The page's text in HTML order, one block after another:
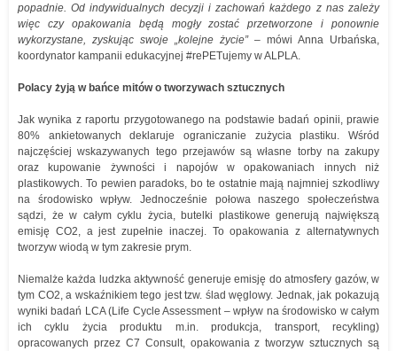
popadnie. Od indywidualnych decyzji i zachowań każdego z nas zależy
więc czy opakowania będą mogły zostać przetworzone i ponownie
wykorzystane, zyskując swoje „kolejne życie”– mówi Anna Urbańska,
koordynator kampanii edukacyjnej #rePETujemy w ALPLA.
Polacy żyją w bańce mitów o tworzywach sztucznych
Jak wynika z raportu przygotowanego na podstawie badań opinii, prawie
80% ankietowanych deklaruje ograniczanie zużycia plastiku. Wśród
najczęściej wskazywanych tego przejawów są własne torby na zakupy
oraz kupowanie żywności i napojów w opakowaniach innych niż
plastikowych. To pewien paradoks, bo te ostatnie mają najmniej szkodliwy
na środowisko wpływ. Jednocześnie połowa naszego społeczeństwa
sądzi, że w całym cyklu życia, butelki plastikowe generują największą
emisję CO2, a jest zupełnie inaczej. To opakowania z alternatywnych
tworzyw wiodą w tym zakresie prym.
Niemalże każda ludzka aktywność generuje emisję do atmosfery gazów, w
tym CO2, a wskaźnikiem tego jest tzw. ślad węglowy. Jednak, jak pokazują
wyniki badań LCA (Life Cycle Assessment – wpływ na środowisko w całym
ich cyklu życia produktu m.in. produkcja, transport, recykling)
opracowanych przez C7 Consult, opakowania z tworzyw sztucznych są